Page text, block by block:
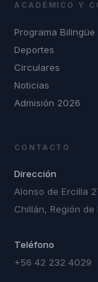
ACADÉMICO Y
Programa Bilingüe
Deportes
Circulares
Noticias
Admisión 2026
CONTACTO
Dirección
Alonso de Ercilla
Chillán, Región de
Teléfono
+56 42 232 4029